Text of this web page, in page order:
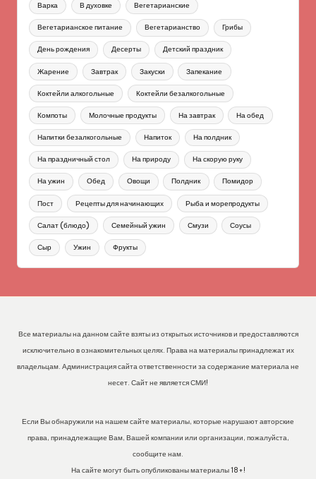
Варка В духовке Вегетарианские
Вегетарианское питание Вегетарианство Грибы
День рождения Десерты Детский праздник
Жарение Завтрак Закуски Запекание
Коктейли алкогольные Коктейли безалкогольные
Компоты Молочные продукты На завтрак На обед
Напитки безалкогольные Напиток На полдник
На праздничный стол На природу На скорую руку
На ужин Обед Овощи Полдник Помидор
Пост Рецепты для начинающих Рыба и морепродукты
Салат (блюдо) Семейный ужин Смузи Соусы
Сыр Ужин Фрукты
Все материалы на данном сайте взяты из открытых источников и предоставляются
исключительно в ознакомительных целях. Права на материалы принадлежат их
владельцам. Администрация сайта ответственности за содержание материала не
несет. Сайт не является СМИ!
Если Вы обнаружили на нашем сайте материалы, которые нарушают авторские
права, принадлежащие Вам, Вашей компании или организации, пожалуйста,
сообщите нам.
На сайте могут быть опубликованы материалы 18+!